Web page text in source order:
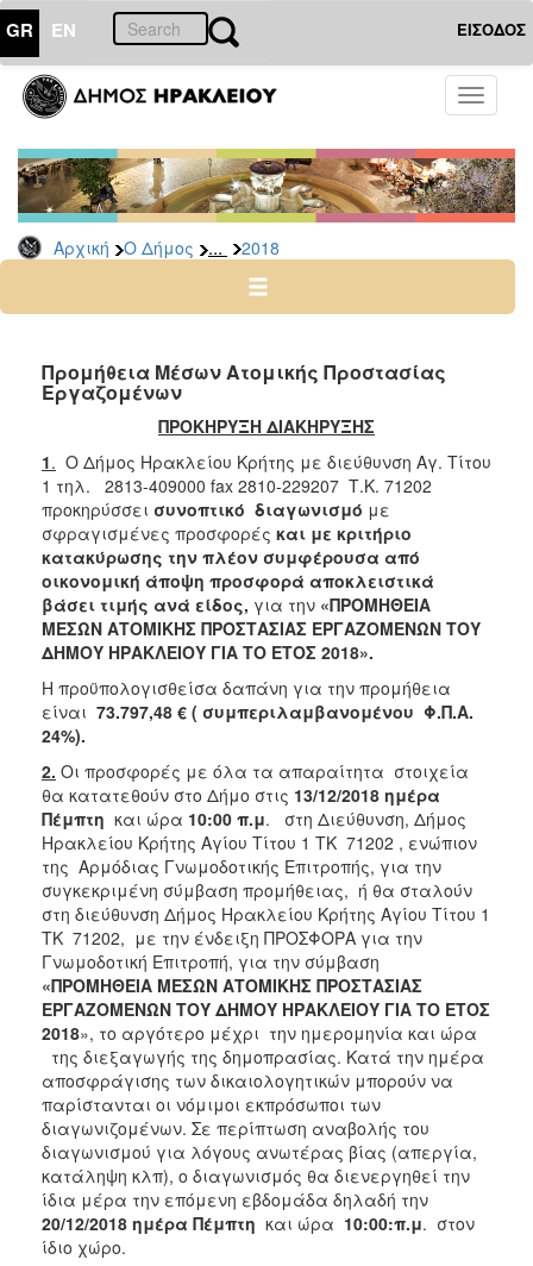
GR EN ΕΙΣΟΔΟΣ
Toggle
Αρχική Ο Δήμος ... 2018
ΔΗΜΟΣ
Διακηρύξεις
-
Δημοπρασίες
Αρχείο
2025
2023
2021
2020
2019
2018
2017
2016
2013
ΤΟΠΟΣ
ΠΟΛΙΤΙΣΜΟΣ
ΑΝΘΕΚΤΙΚΗ
ΠΟΛΗ
Προμήθεια Μέσων Ατομικής Προστασίας
Εργαζομένων
ΠΡΟΚΗΡΥΞΗ ΔΙΑΚΗΡΥΞΗΣ
1. Ο Δήμος Ηρακλείου Κρήτης με διεύθυνση Αγ. Τίτου
1 τηλ. 2813-409000 fax 2810-229207 Τ.Κ. 71202
προκηρύσσει συνοπτικό διαγωνισμό με
σφραγισμένες προσφορές και με κριτήριο
κατακύρωσης την πλέον συμφέρουσα από
οικονομική άποψη προσφορά αποκλειστικά
βάσει τιμής ανά είδος, για την «ΠΡΟΜΗΘΕΙΑ
ΜΕΣΩΝ ΑΤΟΜΙΚΗΣ ΠΡΟΣΤΑΣΙΑΣ ΕΡΓΑΖΟΜΕΝΩΝ ΤΟΥ
ΔΗΜΟΥ ΗΡΑΚΛΕΙΟΥ ΓΙΑ ΤΟ ΕΤΟΣ 2018».
Η προϋπολογισθείσα δαπάνη για την προμήθεια
είναι 73.797,48 € ( συμπεριλαμβανομένου Φ.Π.Α.
24%).
2. Οι προσφορές με όλα τα απαραίτητα στοιχεία
θα κατατεθούν στο Δήμο στις 13/12/2018 ημέρα
Πέμπτη και ώρα 10:00 π.μ. στη Διεύθυνση, Δήμος
Ηρακλείου Κρήτης Αγίου Τίτου 1 ΤΚ 71202 , ενώπιον
της Αρμόδιας Γνωμοδοτικής Επιτροπής, για την
συγκεκριμένη σύμβαση προμήθειας, ή θα σταλούν
στη διεύθυνση Δήμος Ηρακλείου Κρήτης Αγίου Τίτου 1
ΤΚ 71202, με την ένδειξη ΠΡΟΣΦΟΡΑ για την
Γνωμοδοτική Επιτροπή, για την σύμβαση
«ΠΡΟΜΗΘΕΙΑ ΜΕΣΩΝ ΑΤΟΜΙΚΗΣ ΠΡΟΣΤΑΣΙΑΣ
ΕΡΓΑΖΟΜΕΝΩΝ ΤΟΥ ΔΗΜΟΥ ΗΡΑΚΛΕΙΟΥ ΓΙΑ ΤΟ ΕΤΟΣ
2018», το αργότερο μέχρι την ημερομηνία και ώρα
της διεξαγωγής της δημοπρασίας. Κατά την ημέρα
αποσφράγισης των δικαιολογητικών μπορούν να
παρίστανται οι νόμιμοι εκπρόσωποι των
διαγωνιζομένων. Σε περίπτωση αναβολής του
διαγωνισμού για λόγους ανωτέρας βίας (απεργία,
κατάληψη κλπ), ο διαγωνισμός θα διενεργηθεί την
ίδια μέρα την επόμενη εβδομάδα δηλαδή την
20/12/2018 ημέρα Πέμπτη και ώρα 10:00:π.μ. στον
ίδιο χώρο.